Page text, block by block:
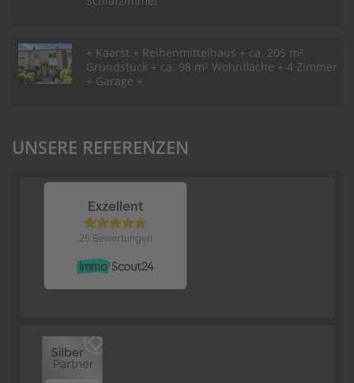
+ Kaarst + Reihenmittelhaus + ca. 205 m²
Grundstück + ca. 98 m² Wohnfläche + 4 Zimmer
+ Garage +
UNSERE REFERENZEN